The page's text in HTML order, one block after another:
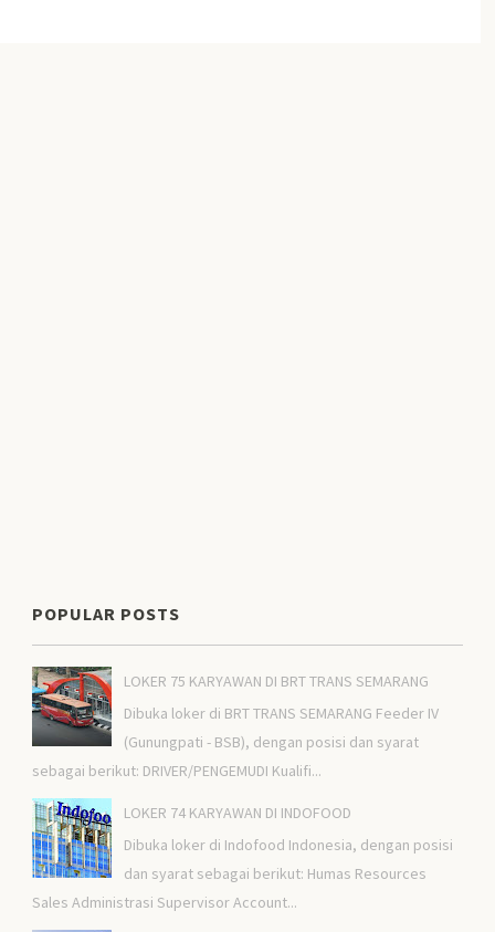
POPULAR POSTS
LOKER 75 KARYAWAN DI BRT TRANS SEMARANG
Dibuka loker di BRT TRANS SEMARANG Feeder IV
(Gunungpati - BSB), dengan posisi dan syarat
sebagai berikut: DRIVER/PENGEMUDI Kualifi...
LOKER 74 KARYAWAN DI INDOFOOD
Dibuka loker di Indofood Indonesia, dengan posisi
dan syarat sebagai berikut: Humas Resources
Sales Administrasi Supervisor Account...